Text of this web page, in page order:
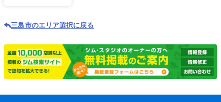
三島市のエリア選択に戻る